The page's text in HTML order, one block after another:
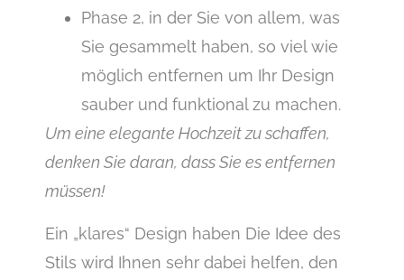
Phase 2, in der Sie von allem, was
Sie gesammelt haben, so viel wie
möglich entfernen um Ihr Design
sauber und funktional zu machen.
Um eine elegante Hochzeit zu schaffen,
denken Sie daran, dass Sie es entfernen
müssen!
Ein „klares“ Design haben Die Idee des
Stils wird Ihnen sehr dabei helfen, den